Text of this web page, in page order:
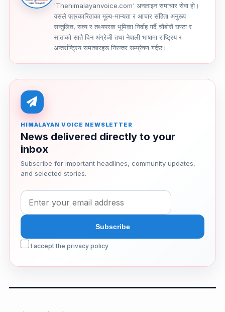
'Thehimalayanvoice.com' अनलाइन समाचार सेवा हो।
यसले पत्रकारिताका मूल्य-मान्यता र आचार संहिता अनुरूप
सन्तुलित, सत्य र तथ्यपरक भूमिका निर्वाह गर्दै चौबीसै घण्टा र
साताको सातै दिन अंग्रेजी तथा नेपाली भाषामा राष्ट्रिय र
अन्तर्राष्ट्रिय समाचारहरू निरन्तर सम्प्रेषण गर्दछ।
HIMALAYAN VOICE NEWSLETTER
News delivered directly to your
inbox
Subscribe for important headlines, community updates,
and selected stories.
I accept the privacy policy